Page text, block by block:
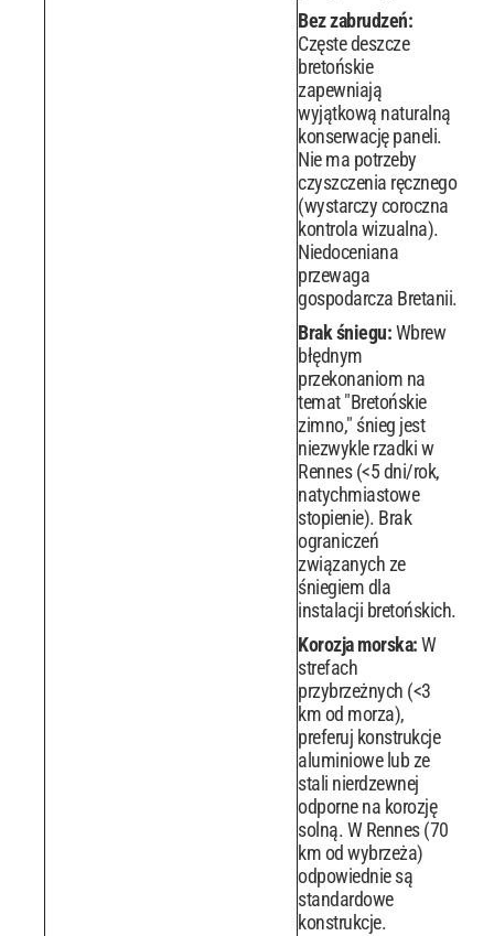
Bez zabrudzeń:
Częste deszcze
bretońskie
zapewniają
wyjątkową naturalną
konserwację paneli.
Nie ma potrzeby
czyszczenia ręcznego
(wystarczy coroczna
kontrola wizualna).
Niedoceniana
przewaga
gospodarcza Bretanii.
Brak śniegu:Wbrew
błędnym
przekonaniom na
temat "Bretońskie
zimno," śnieg jest
niezwykle rzadki w
Rennes (<5 dni/rok,
natychmiastowe
stopienie). Brak
ograniczeń
związanych ze
śniegiem dla
instalacji bretońskich.
Korozja morska:W
strefach
przybrzeżnych (<3
km od morza),
preferuj konstrukcje
aluminiowe lub ze
stali nierdzewnej
odporne na korozję
solną. W Rennes (70
km od wybrzeża)
odpowiednie są
standardowe
konstrukcje.